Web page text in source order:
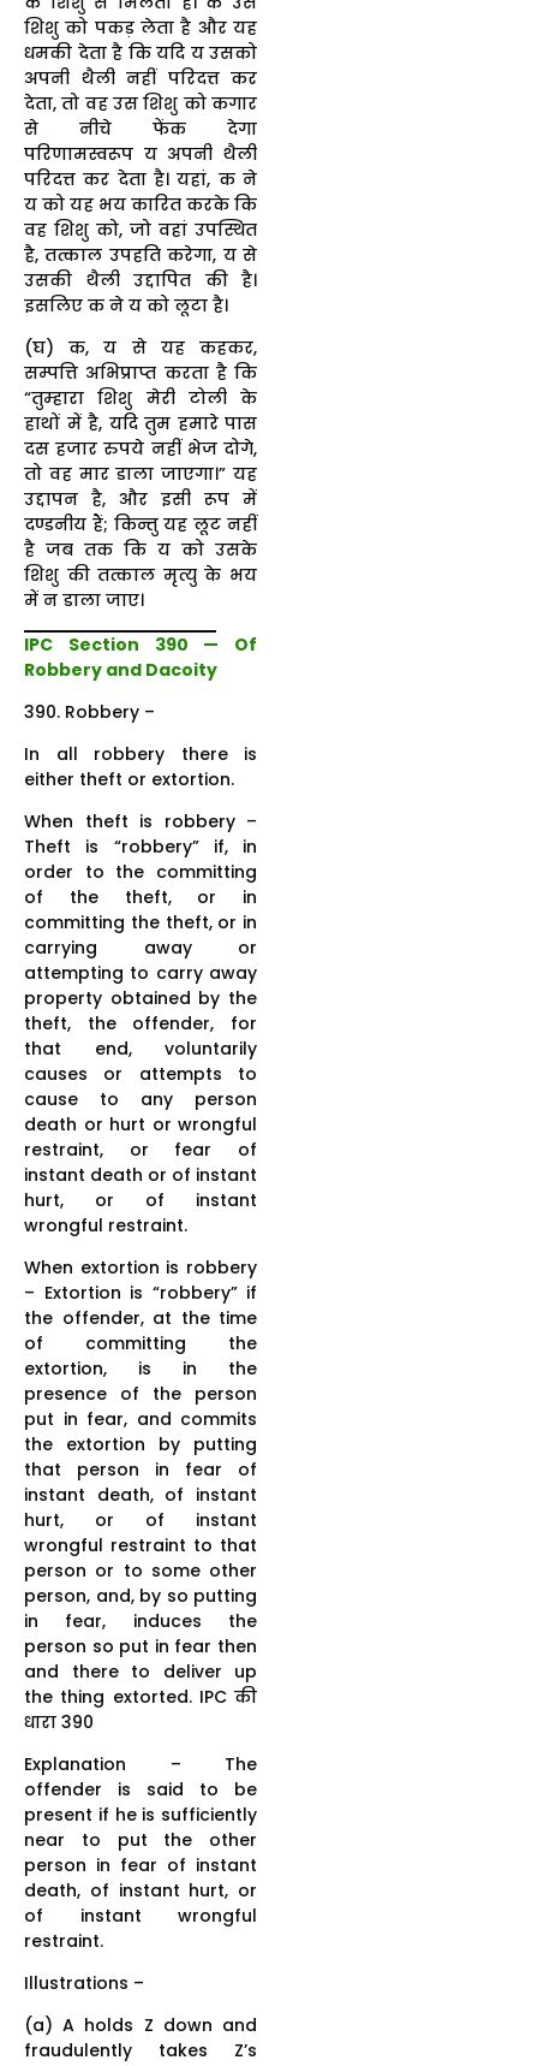
शिशु को पकड़ लेता है और यह
धमकी देता है कि यदि य उसको
अपनी थैली नहीं परिदत्त कर
देता, तो वह उस शिशु को कगार
से नीचे फेंक देगा
परिणामस्वरूप य अपनी थैली
परिदत्त कर देता है। यहां, क ने
य को यह भय कारित करके कि
वह शिशु को, जो वहां उपस्थित
है, तत्काल उपहति करेगा, य से
उसकी थैली उद्दापित की है।
इसलिए क ने य को लूटा है।
(घ) क, य से यह कहकर,
सम्पत्ति अभिप्राप्त करता है कि
“तुम्हारा शिशु मेरी टोली के
हाथों में है, यदि तुम हमारे पास
दस हजार रुपये नहीं भेज दोगे,
तो वह मार डाला जाएगा।” यह
उद्दापन है, और इसी रूप में
दण्डनीय हैं; किन्तु यह लूट नहीं
है जब तक कि य को उसके
शिशु की तत्काल मृत्यु के भय
में न डाला जाए।
IPC Section 390 — Of
Robbery and Dacoity
390. Robbery –
In all robbery there is
either theft or extortion.
When theft is robbery –
Theft is “robbery” if, in
order to the committing
of the theft, or in
committing the theft, or in
carrying away or
attempting to carry away
property obtained by the
theft, the offender, for
that end, voluntarily
causes or attempts to
cause to any person
death or hurt or wrongful
restraint, or fear of
instant death or of instant
hurt, or of instant
wrongful restraint.
When extortion is robbery
– Extortion is “robbery” if
the offender, at the time
of committing the
extortion, is in the
presence of the person
put in fear, and commits
the extortion by putting
that person in fear of
instant death, of instant
hurt, or of instant
wrongful restraint to that
person or to some other
person, and, by so putting
in fear, induces the
person so put in fear then
and there to deliver up
the thing extorted. IPC की
धारा 390
Explanation – The
offender is said to be
present if he is sufficiently
near to put the other
person in fear of instant
death, of instant hurt, or
of instant wrongful
restraint.
Illustrations –
(a) A holds Z down and
fraudulently takes Z’s